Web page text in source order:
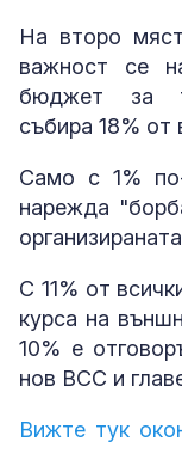
На второ
важност се
бюджет за
събира 18% от
Само с 1%
нарежда
С 11% от
курса на
10% е
нов ВСС и
Вижте тук